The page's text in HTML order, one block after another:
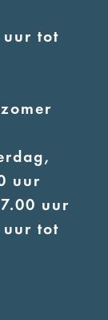
uur tot
uur
uur
uur tot